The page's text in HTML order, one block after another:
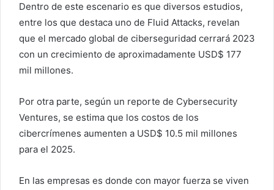
Dentro de este escenario es que diversos estudios,
entre los que destaca uno de Fluid Attacks, revelan
que el mercado global de ciberseguridad cerrará 2023
con un crecimiento de aproximadamente USD$ 177
mil millones.
Por otra parte, según un reporte de Cybersecurity
Ventures, se estima que los costos de los
cibercrímenes aumenten a USD$ 10.5 mil millones
para el 2025.
En las empresas es donde con mayor fuerza se viven